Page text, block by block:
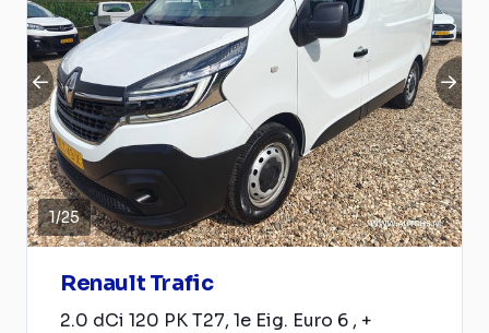
1/25
Renault Trafic
2.0 dCi 120 PK T27, 1e Eig. Euro 6 , +